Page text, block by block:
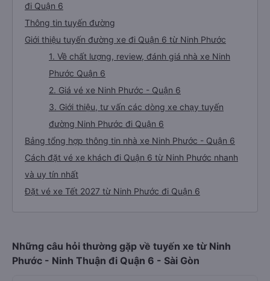
đi Quận 6
Thông tin tuyến đường
Giới thiệu tuyến đường xe đi Quận 6 từ Ninh Phước
1. Về chất lượng, review, đánh giá nhà xe Ninh
Phước Quận 6
2. Giá vé xe Ninh Phước - Quận 6
3. Giới thiệu, tư vấn các dòng xe chạy tuyến
đường Ninh Phước đi Quận 6
Bảng tổng hợp thông tin nhà xe Ninh Phước - Quận 6
Cách đặt vé xe khách đi Quận 6 từ Ninh Phước nhanh
và uy tín nhất
Đặt vé xe Tết 2027 từ Ninh Phước đi Quận 6
Những câu hỏi thường gặp về tuyến xe từ Ninh
Phước - Ninh Thuận đi Quận 6 - Sài Gòn